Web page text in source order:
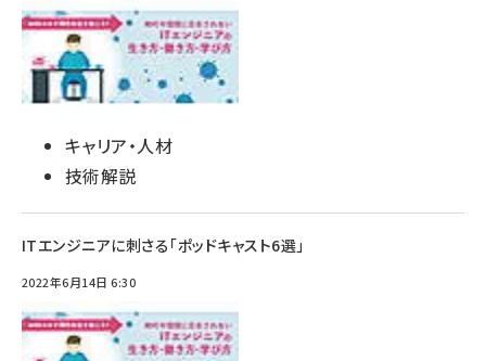
キャリア・人材
技術解説
ITエンジニアに刺さる「ポッドキャスト6選」
2022年6月14日 6:30